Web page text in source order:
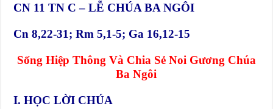
CN 11 TN C – LỄ CHÚA BA NGÔI
Cn 8,22-31; Rm 5,1-5; Ga 16,12-15
Sống Hiệp Thông Và Chia Sẻ Noi Gương Chúa
Ba Ngôi
I. HỌC LỜI CHÚA